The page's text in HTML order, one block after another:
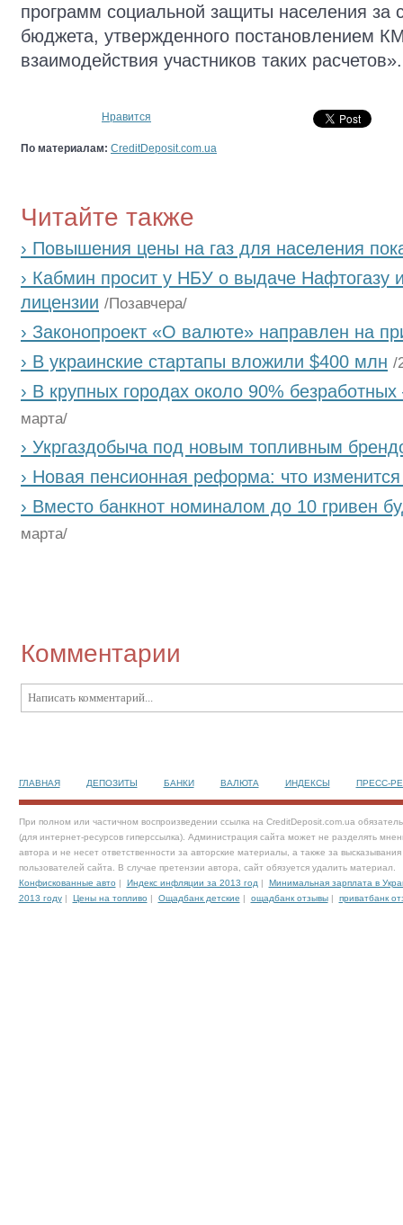
программ социальной защиты населения за
бюджета, утвержденного постановлением
взаимодействия участников таких расчетов».
Нравится
По материалам: CreditDeposit.com.ua
Читайте также
› Повышения цены на газ для населения
› Кабмин просит у НБУ о выдаче Нафтогазу
лицензии /Позавчера/
› Законопроект «О валюте» направлен на
› В украинские стартапы вложили $400 млн /
› В крупных городах около 90%
марта/
› Укргаздобыча под новым топливным
› Новая пенсионная реформа: что
› Вместо банкнот номиналом до 10 гривен
марта/
Комментарии
ГЛАВНАЯ ДЕПОЗИТЫ БАНКИ ВАЛЮТА ИНДЕКСЫ ПРЕСС-
При полном или частичном воспроизведении ссылка на CreditDeposit.com.ua
(для интернет-ресурсов гиперссылка). Администрация сайта может не разделять
автора и не несет ответственности за авторские материалы, а также за высказывания
пользователей сайта. В случае претензии автора, сайт обязуется удалить материал.
Конфискованные авто | Индекс инфляции за 2013 год | Минимальная зарплата в
2013 году| Цены на топливо | Ощадбанк детские | ощадбанк отзывы| приватбанк